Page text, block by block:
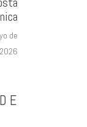
de
2026